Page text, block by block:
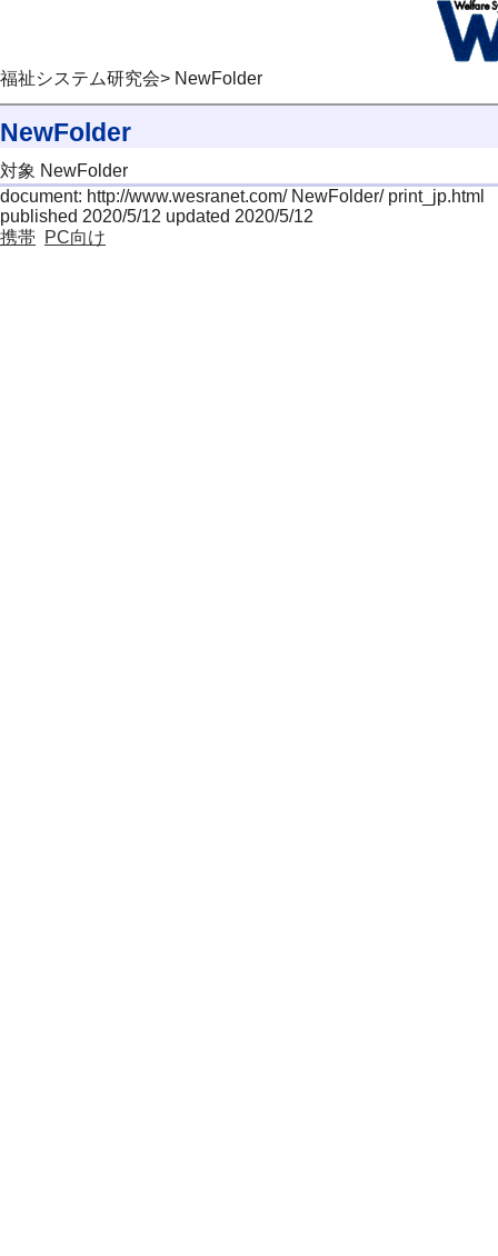
福祉システム研究会> NewFolder
NewFolder
対象 NewFolder
document: http://www.wesranet.com/ NewFolder/ print_jp.html
published 2020/5/12 updated 2020/5/12
携帯
PC向け